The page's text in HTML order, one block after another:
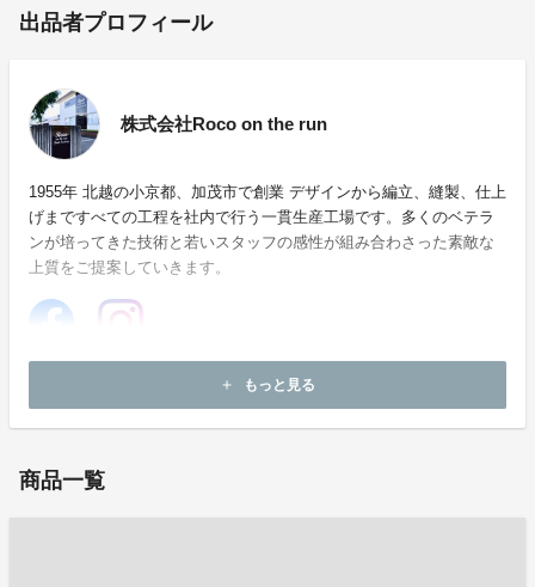
出品者プロフィール
株式会社Roco on the run
1955年 北越の小京都、加茂市で創業 デザインから編立、縫製、仕上
げまですべての工程を社内で行う一貫生産工場です。多くのベテラ
ンが培ってきた技術と若いスタッフの感性が組み合わさった素敵な
上質をご提案していきます。
add もっと見る
商品一覧